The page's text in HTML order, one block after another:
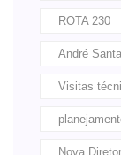
ROTA 230
André
Visitas
Nova